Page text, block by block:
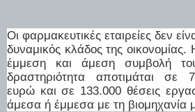
Οι φαρμακευτικές εταιρείες δεν
δυναμικός κλάδος της οικονομίας.
έμμεση και άμεση συμβολή
δραστηριότητα αποτιμάται σε
ευρώ και σε 133.000 θέσεις
άμεσα ή έμμεσα με τη βιομηχανία